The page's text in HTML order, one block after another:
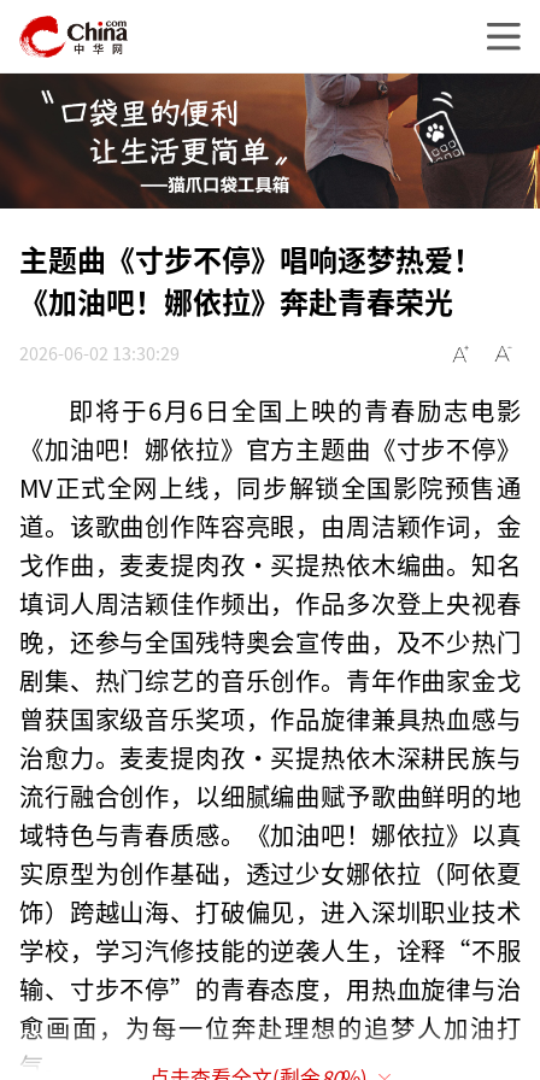
主题曲《寸步不停》唱响逐梦热爱！
《加油吧！娜依拉》奔赴青春荣光
2026-06-02 13:30:29
即将于6月6日全国上映的青春励志电影
《加油吧！娜依拉》官方主题曲《寸步不停》
MV正式全网上线，同步解锁全国影院预售通
道。该歌曲创作阵容亮眼，由周洁颖作词，金
戈作曲，麦麦提肉孜・买提热依木编曲。知名
填词人周洁颖佳作频出，作品多次登上央视春
晚，还参与全国残特奥会宣传曲，及不少热门
剧集、热门综艺的音乐创作。青年作曲家金戈
曾获国家级音乐奖项，作品旋律兼具热血感与
治愈力。麦麦提肉孜・买提热依木深耕民族与
流行融合创作，以细腻编曲赋予歌曲鲜明的地
域特色与青春质感。《加油吧！娜依拉》以真
实原型为创作基础，透过少女娜依拉（阿依夏
饰）跨越山海、打破偏见，进入深圳职业技术
学校，学习汽修技能的逆袭人生，诠释“不服
输、寸步不停”的青春态度，用热血旋律与治
愈画面，为每一位奔赴理想的追梦人加油打
气。